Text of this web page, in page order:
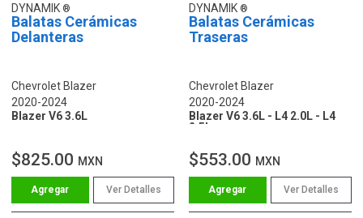
DYNAMIK
Balatas Cerámicas
Delanteras
Chevrolet Blazer
2020-2024
Blazer V6 3.6L
$825.00 MXN
Ver Detalles
DYNAMIK
Balatas Cerámicas
Traseras
Chevrolet Blazer
2020-2024
Blazer V6 3.6L - L4 2.0L - L4
2.5L
$553.00 MXN
Ver Detalles